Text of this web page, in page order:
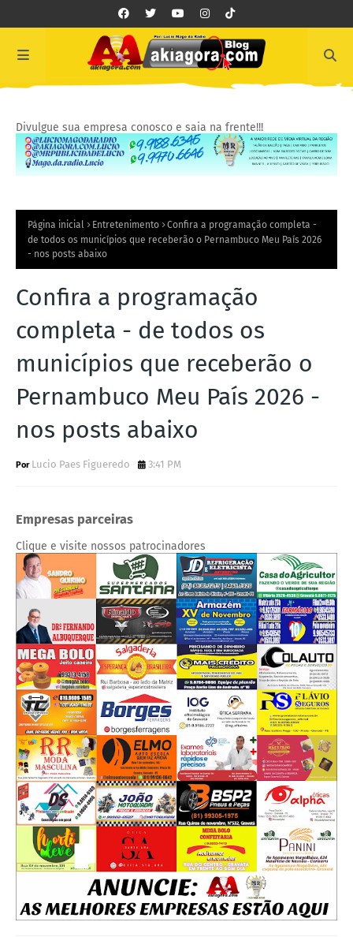
Divulgue sua empresa conosco e saia na frente!!!
Página inicial Entretenimento
Confira a programação completa -
de todos os municípios que receberão o Pernambuco Meu País 2026
- nos posts abaixo
Confira a programação
completa - de todos os
municípios que receberão o
Pernambuco Meu País 2026 -
nos posts abaixo
Lucio Paes Figueredo 3:41 PM
Empresas parceiras
Clique e visite nossos patrocinadores